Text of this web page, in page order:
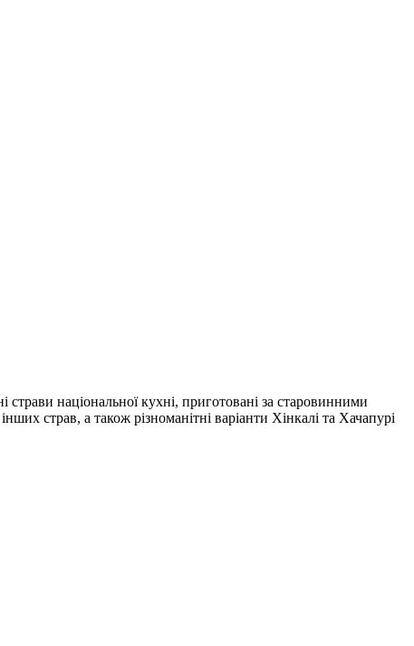
національної кухні, приготовані за старовинними
страв, а також різноманітні варіанти Хінкалі та Хачапурі